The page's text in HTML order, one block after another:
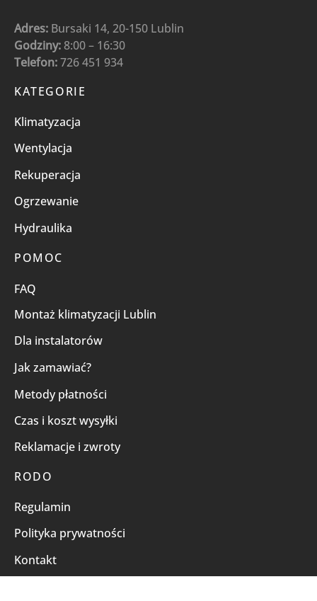
Adres: Bursaki 14, 20-150 Lublin
Godziny: 8:00 – 16:30
Telefon:726 451 934
KATEGORIE
Klimatyzacja
Wentylacja
Rekuperacja
Ogrzewanie
Hydraulika
POMOC
FAQ
Montaż klimatyzacji Lublin
Dla instalatorów
Jak zamawiać?
Metody płatności
Czas i koszt wysyłki
Reklamacje i zwroty
RODO
Regulamin
Polityka prywatności
Kontakt